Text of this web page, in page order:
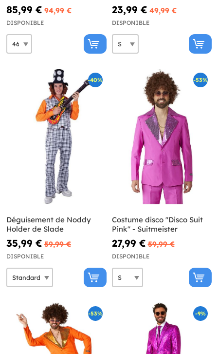
85,99 € 94,99 €
DISPONIBLE
23,99 € 49,99 €
DISPONIBLE
-40%
Déguisement de Noddy
Holder de Slade
35,99 € 59,99 €
DISPONIBLE
-53%
Costume disco "Disco Suit
Pink" - Suitmeister
27,99 € 59,99 €
DISPONIBLE
-53% -9%